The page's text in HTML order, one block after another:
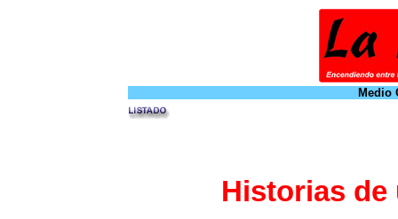
Medio
Historias de